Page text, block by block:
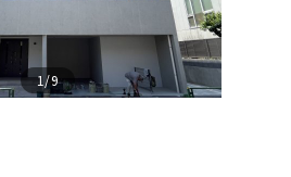
1/9